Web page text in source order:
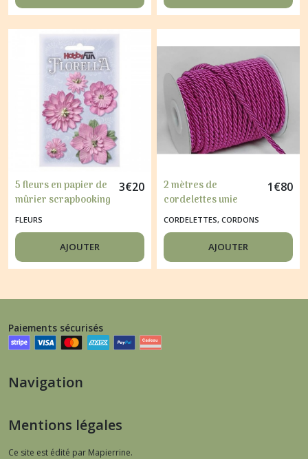
5 fleurs en papier de
mûrier scrapbooking
HOBBYFUN FLORELLA
ROSE ANCIEN
3€20
FLEURS
AJOUTER
2 mètres de
cordelettes unie
décoration,
scrapbooking 4 mm
FUSCHIA
1€80
CORDELETTES, CORDONS
AJOUTER
Paiements sécurisés
Navigation
Mentions légales
Ce site est édité par Mapierrine.